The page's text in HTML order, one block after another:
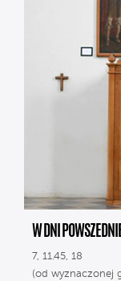
W DNI
7, 11.45, 18
(od wyznaczonej